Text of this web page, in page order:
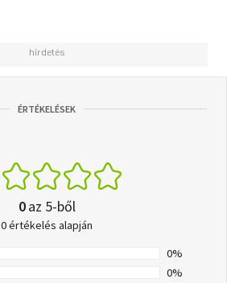
ÉRTÉKELÉSEK
0az 5-ből
0 értékelés alapján
0%
0%